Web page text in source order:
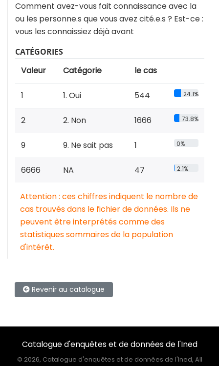
Comment avez-vous fait connaissance avec la
ou les personne.s que vous avez cité.e.s ? Est-ce :
vous les connaissiez déjà avant
CATÉGORIES
Valeur Catégorie le cas
1 1. Oui 544 24.1%
2 2. Non 1666 73.8%
9 9. Ne sait pas 1 0%
6666 NA 47 2.1%
Attention : ces chiffres indiquent le nombre de
cas trouvés dans le fichier de données. Ils ne
peuvent être interprétés comme des
statistiques sommaires de la population
d'intérêt.
Revenir au catalogue
Catalogue d'enquêtes et de données de l'Ined
© 2026, Catalogue d'enquêtes et de données de l'Ined, All